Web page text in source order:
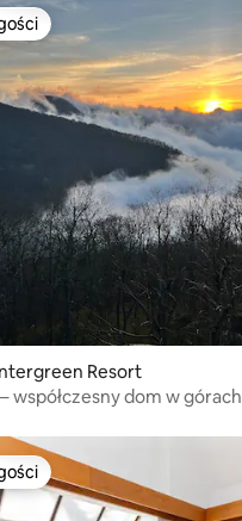
z kategorii Wybór gości
Resort
współczesny dom w górach
z kategorii Wybór gości